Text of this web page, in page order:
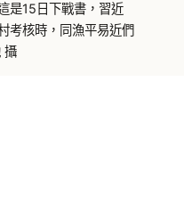
是15日下戰書，習近
考核時，同漁平易近們
攝